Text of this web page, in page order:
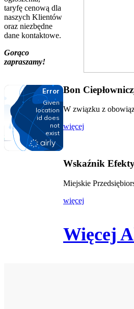
taryfę cenową dla
naszych Klientów
oraz niezbędne
dane kontaktowe.
Gorąco
zapraszamy!
Bon
W związku z
więcej
Wskaźnik
Miejskie
więcej
Więcej